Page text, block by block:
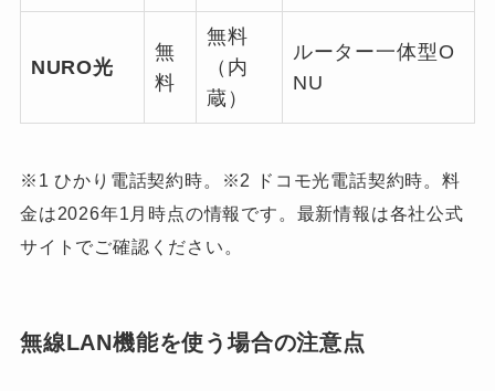
NURO光
無
料
無料
（内
蔵）
ルーター一体型O
NU
※1 ひかり電話契約時。※2 ドコモ光電話契約時。料
金は2026年1月時点の情報です。最新情報は各社公式
サイトでご確認ください。
無線LAN機能を使う場合の注意点